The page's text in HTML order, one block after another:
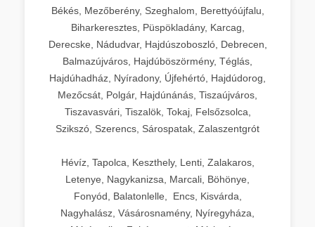
Békés, Mezőberény, Szeghalom, Berettyóújfalu,
Biharkeresztes, Püspökladány, Karcag,
Derecske, Nádudvar, Hajdúszoboszló, Debrecen,
Balmazújváros, Hajdúböszörmény, Téglás,
Hajdúhadház, Nyíradony, Újfehértó, Hajdúdorog,
Mezőcsát, Polgár, Hajdúnánás, Tiszaújváros,
Tiszavasvári, Tiszalök, Tokaj, Felsőzsolca,
Szikszó, Szerencs, Sárospatak, Zalaszentgrót
Hévíz, Tapolca, Keszthely, Lenti, Zalakaros,
Letenye, Nagykanizsa, Marcali, Böhönye,
Fonyód, Balatonlelle, Encs, Kisvárda,
Nagyhalász, Vásárosnamény, Nyíregyháza,